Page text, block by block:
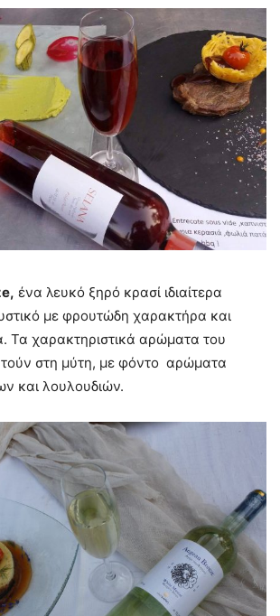
ένα λευκό ξηρό κρασί ιδιαίτερα
με φρουτώδη χαρακτήρα και
Τα χαρακτηριστικά αρώματα του
στη μύτη, με φόντο αρώματα
και λουλουδιών.